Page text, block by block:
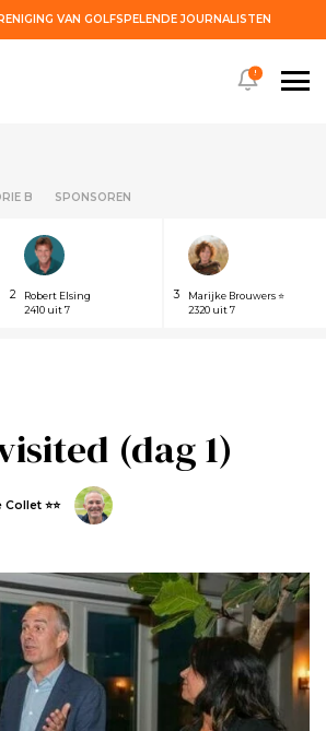
VAN GOLFSPELENDE JOURNALISTEN
B SPONSOREN
2
Robert Elsing
2410 uit 7
3
Marijke Brouwers ⭐
2320 uit 7
!
(dag 1)
⭐⭐